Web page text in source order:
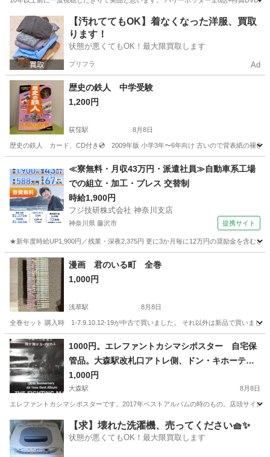
東京 立川市 西武立川駅 DVD/ブルーレイ ハリーポッター
【汚れててもOK】着なくなった洋服、買取
ります！
状態が悪くてもOK！最大限買取します
プリフラ Ad
歴史の鉄人 中学受験
1,200円
荻窪駅 8月8日
歴史の鉄人 カード、CD付き💿 2009年版 小学3年〜6年向け 古いので背表紙の褪色
荻窪駅 その他 カード
≪寮無料・月収43万円・派遣社員≫自動車系工場
での組立・加工・プレス 交替制
時給1,900円
フジ技研株式会社 神奈川支店
神奈川県 藤沢市 提携サイト
★新年度時給UP1,900円／残業・深夜2,375円 更に3か月毎に12万円の奨励金を含む
神奈川 藤沢市 その他
漫画 君のいる町 全巻
1,000円
浅草駅 8月8日
全巻セット 購入時 1-7.9.10.12-19が中古で買いました。 それ以外は新品で買いまし
東京 墨田区 浅草駅 マンガ、コミック、アニメ
よろしくお願いします
1000円。エレファントカシマシポスター 自宅保
管品。大森駅改札口アトレ側、ドン・キホーテこ
れる方。よろしくお願いいたします。
1,000円
大森駅 8月8日
エレファントカシマシポスターです。2017年ベストアルバムの時のもの。店頭サイズ
東京 大田区 大森駅 その他 ポスター
【求】壊れた洗濯機、売ってください🧺✨
状態が悪くてもOK！最大限買取します